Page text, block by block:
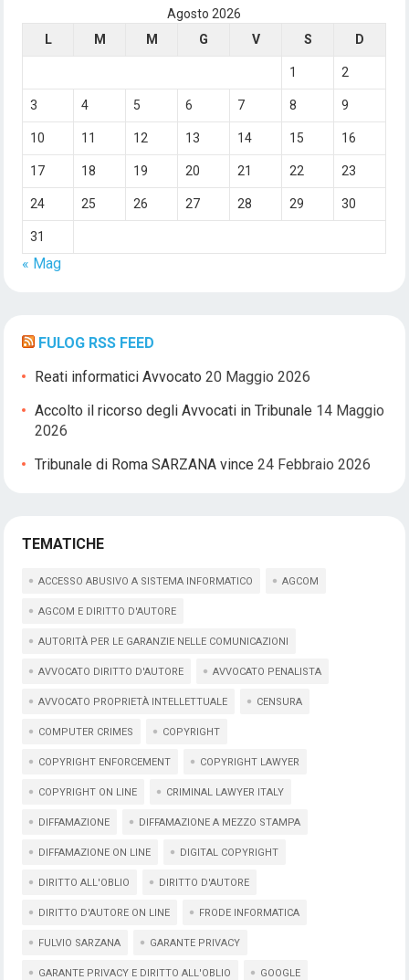
Agosto 2026
L
M M G V S D
1 2
3 4 5 6 7 8 9
10 11 12 13 14 15 16
17 18 19 20 21 22 23
24 25 26 27 28 29 30
31
« Mag
FULOG RSS FEED
Reati informatici Avvocato 20 Maggio 2026
Accolto il ricorso degli Avvocati in Tribunale 14 Maggio
2026
Tribunale di Roma SARZANA vince 24 Febbraio 2026
TEMATICHE
ACCESSO ABUSIVO A SISTEMA INFORMATICO AGCOM
AGCOM E DIRITTO D'AUTORE
AUTORITÀ PER LE GARANZIE NELLE COMUNICAZIONI
AVVOCATO DIRITTO D'AUTORE AVVOCATO PENALISTA
AVVOCATO PROPRIETÀ INTELLETTUALE CENSURA
COMPUTER CRIMES COPYRIGHT
COPYRIGHT ENFORCEMENT COPYRIGHT LAWYER
COPYRIGHT ON LINE CRIMINAL LAWYER ITALY
DIFFAMAZIONE DIFFAMAZIONE A MEZZO STAMPA
DIFFAMAZIONE ON LINE DIGITAL COPYRIGHT
DIRITTO ALL'OBLIO DIRITTO D'AUTORE
DIRITTO D'AUTORE ON LINE FRODE INFORMATICA
FULVIO SARZANA GARANTE PRIVACY
GARANTE PRIVACY E DIRITTO ALL'OBLIO GOOGLE